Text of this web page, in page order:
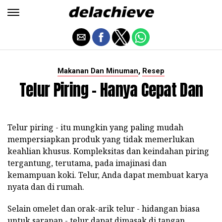
Makanan Dan Minuman, Resep
Telur Piring - Hanya Cepat Dan
Telur piring - itu mungkin yang paling mudah
mempersiapkan produk yang tidak memerlukan
keahlian khusus. Kompleksitas dan keindahan piring
tergantung, terutama, pada imajinasi dan
kemampuan koki. Telur, Anda dapat membuat karya
nyata dan di rumah.
Selain omelet dan orak-arik telur - hidangan biasa